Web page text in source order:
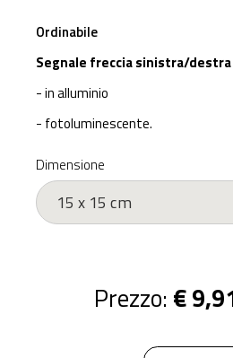
Ordinabile
Segnale freccia sinistra/
- in alluminio
- fotoluminescente.
Dimensione
Prezzo: €